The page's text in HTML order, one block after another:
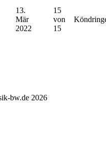
13.
Mär
2022
15
von
15
bw.de 2026